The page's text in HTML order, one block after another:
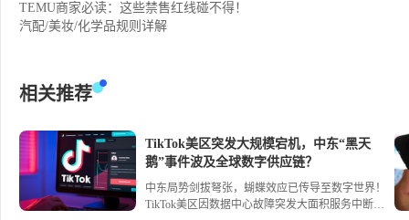
TEMU商家必读：这些禁售红线碰不得！
汽配/美妆/化学品规则详解
相关推荐
TikTok美区突发大规模宕机，中东“黑天
鹅”事件波及全球数字供应链？
中东局势剑拔弩张，蝴蝶效应已传导至数字世界！
TikTok美区因数据中心故障突发大面积服务中断，